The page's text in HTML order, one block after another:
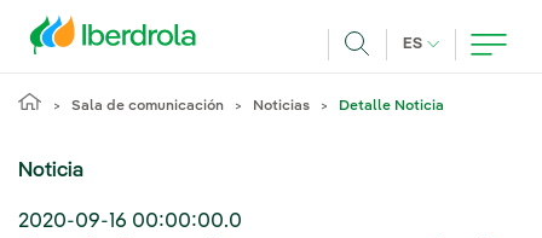
ES IDIOMA
Sala de comunicación Noticias Detalle Noticia
Noticia
2020-09-16 00:00:00.0